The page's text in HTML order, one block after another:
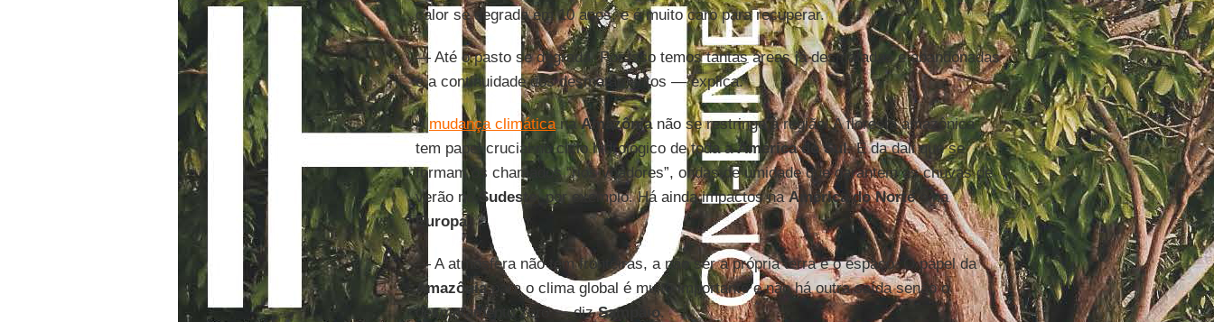
calor se degrada em 10 anos, e é muito caro para recuperar.
— Até o pasto se degrada. Por isso temos tantas áreas já desmatadas e abandonadas
e a continuidade dos desmatamentos — explica.
A mudança climáticanaAmazônianão se restringe à região. A floresta amazônica
tem papel crucial no ciclo hidrológico de toda aAmérica do Sul. É da dali que se
formam os chamados “rios voadores”, ondas de umidade que garantem as chuvas de
verão no Sudeste , por exemplo. Há ainda impactos naAmérica do Nortee na
Europa.
— A atmosfera não tem fronteiras, a não ser a própria terra e o espaço. O papel da
Amazôniapara o clima global é muito importante e não há outra saída senão o
desmatamento zero — dizSampaio.